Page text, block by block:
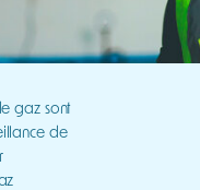
gaz sont
de